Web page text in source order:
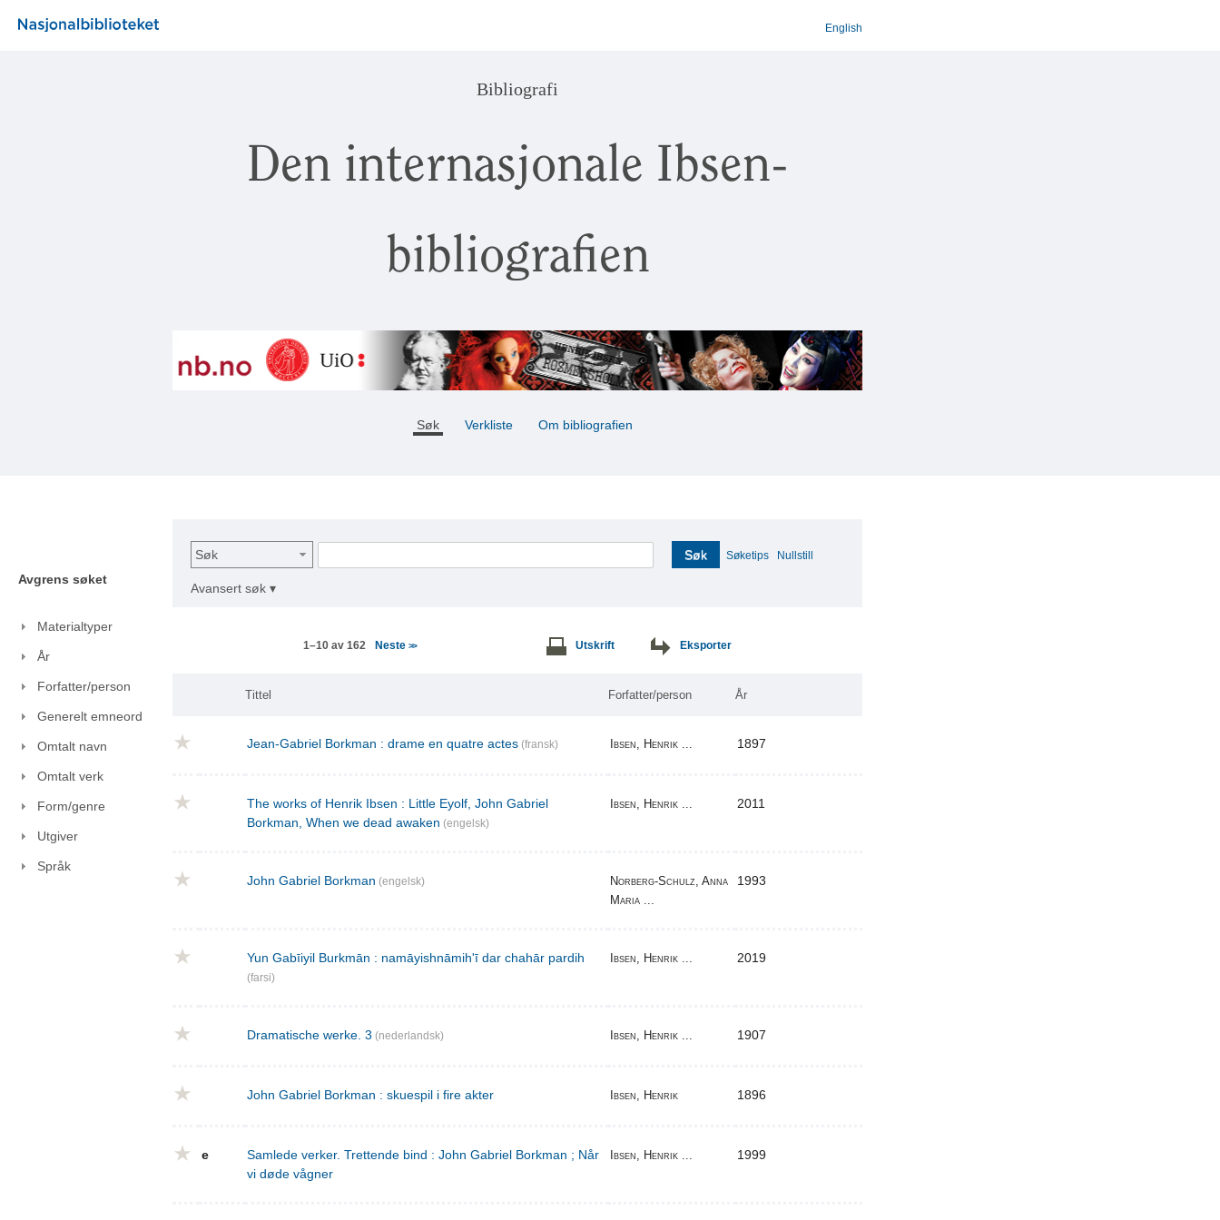
English
Bibliografi
Den internasjonale Ibsen-
bibliografien
Søk Verkliste Om bibliografien
Avgrens søket
Materialtyper
År
Forfatter/person
Generelt emneord
Omtalt navn
Omtalt verk
Form/genre
Utgiver
Språk
Søk Søk Søketips Nullstill
Avansert søk ▾
1–10 av 162 Neste >> Utskrift Eksporter
Tittel Forfatter/person År
Jean-Gabriel Borkman : drame en quatre actes (fransk) Ibsen, Henrik ... 1897
The works of Henrik Ibsen : Little Eyolf, John Gabriel
Borkman, When we dead awaken (engelsk)
Ibsen, Henrik ... 2011
John Gabriel Borkman (engelsk)
Norberg-Schulz, Anna
Maria ...
1993
Yun Gabīiyil Burkmān : namāyishnāmihʹī dar chahār pardih
(farsi)
Ibsen, Henrik ... 2019
Dramatische werke. 3 (nederlandsk) Ibsen, Henrik ... 1907
John Gabriel Borkman : skuespil i fire akter Ibsen, Henrik 1896
e
Samlede verker. Trettende bind : John Gabriel Borkman ; Når
vi døde vågner
Ibsen, Henrik ... 1999